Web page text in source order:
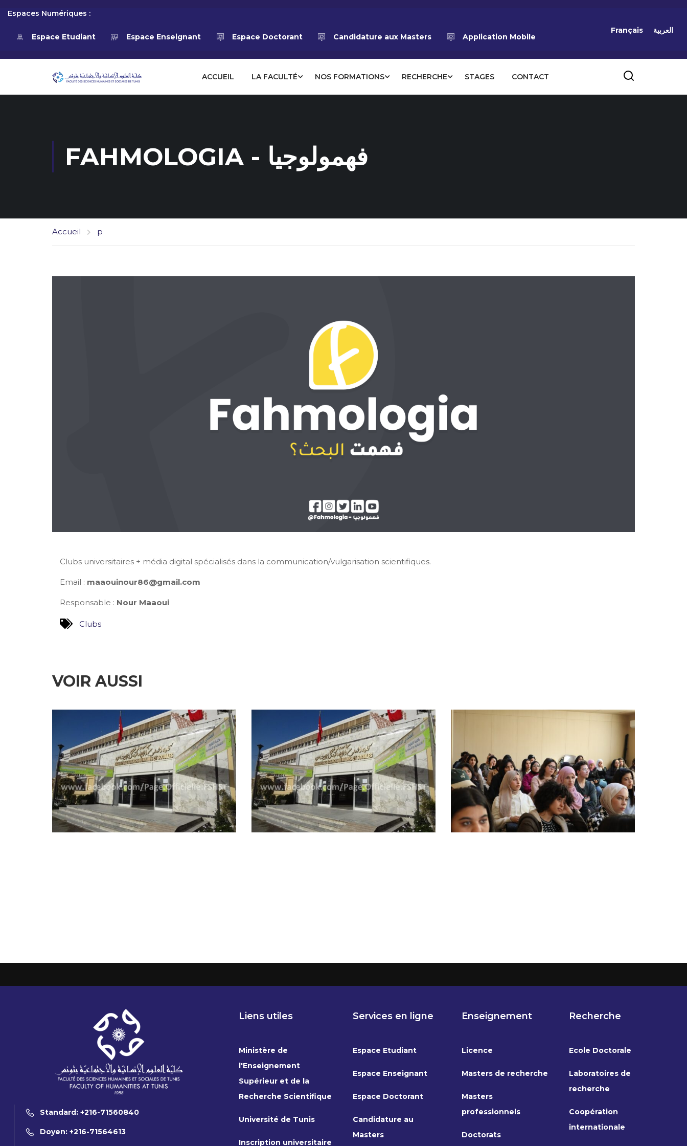
Espaces Numériques :
Espace Etudiant Espace Enseignant Espace Doctorant Candidature aux Masters Application Mobile
Français العربية
ACCUEIL LA FACULTÉ NOS FORMATIONS RECHERCHE STAGES CONTACT
FAHMOLOGIA - فهمولوجيا
Accueil p
Clubs universitaires + média digital spécialisés dans la communication/vulgarisation scientifiques.
Email : maaouinour86@gmail.com
Responsable : Nour Maaoui
Clubs
VOIR AUSSI
Standard: +216-71560840
Doyen: +216-71564613
Liens utiles
Ministère de
l'Enseignement
Supérieur et de la
Recherche Scientifique
Université de Tunis
Inscription universitaire
Services en ligne
Espace Etudiant
Espace Enseignant
Espace Doctorant
Candidature au
Masters
Enseignement
Licence
Masters de recherche
Masters
professionnels
Doctorats
Recherche
Ecole Doctorale
Laboratoires de
recherche
Coopération
internationale